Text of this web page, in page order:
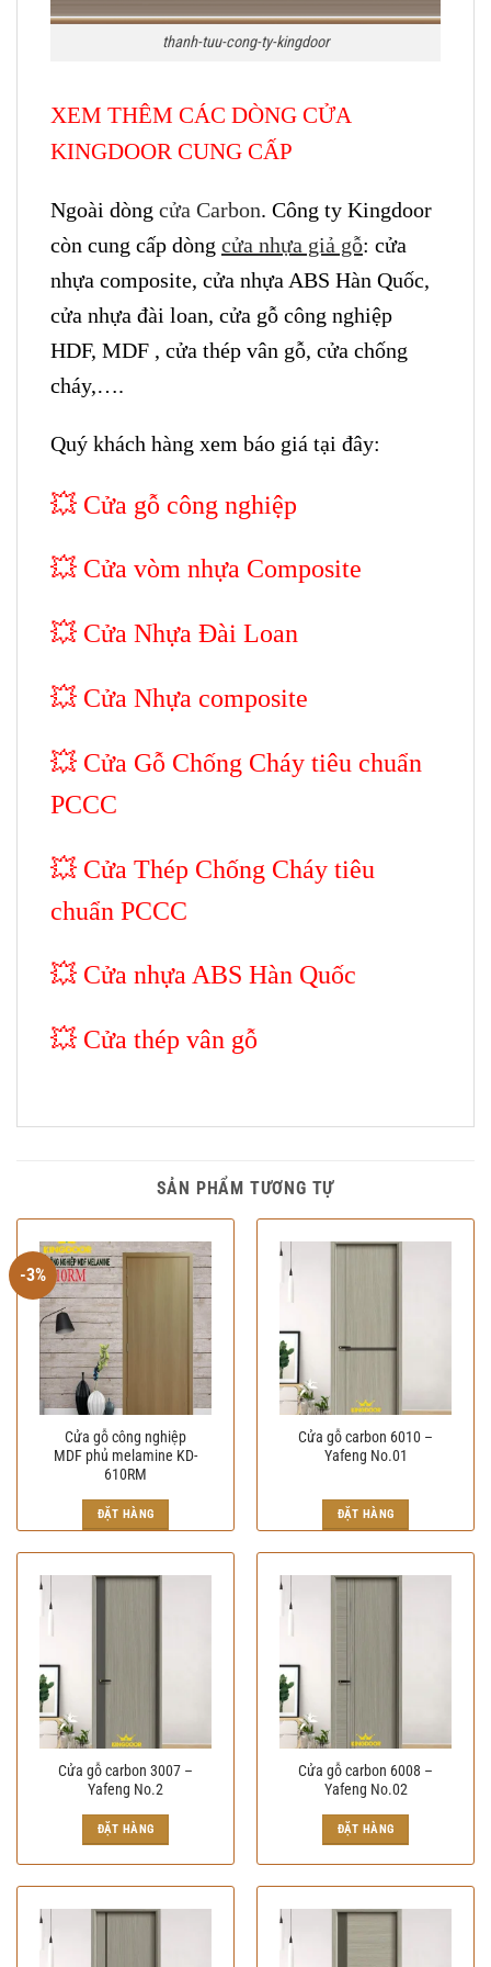
thanh-tuu-cong-ty-kingdoor
XEM THÊM CÁC DÒNG CỬA
KINGDOOR CUNG CẤP
Ngoài dòng cửa Carbon. Công ty Kingdoor
còn cung cấp dòng cửa nhựa giả gỗ: cửa
nhựa composite, cửa nhựa ABS Hàn Quốc,
cửa nhựa đài loan, cửa gỗ công nghiệp
HDF, MDF , cửa thép vân gỗ, cửa chống
cháy,….
Quý khách hàng xem báo giá tại đây:
💥 Cửa gỗ công nghiệp
💥 Cửa vòm nhựa Composite
💥 Cửa Nhựa Đài Loan
💥 Cửa Nhựa composite
💥 Cửa Gỗ Chống Cháy tiêu chuẩn
PCCC
💥 Cửa Thép Chống Cháy tiêu
chuẩn PCCC
💥 Cửa nhựa ABS Hàn Quốc
💥 Cửa thép vân gỗ
SẢN PHẨM TƯƠNG TỰ
-3%
Cửa gỗ công nghiệp
MDF phủ melamine KD-
610RM
gốc
là:
2.000.000₫.
hiện
tại
là:
1.950.000₫.
ĐẶT HÀNG
Cửa gỗ carbon 6010 –
Yafeng No.01
ĐẶT HÀNG
Cửa gỗ carbon 3007 –
Yafeng No.2
ĐẶT HÀNG
Cửa gỗ carbon 6008 –
Yafeng No.02
ĐẶT HÀNG